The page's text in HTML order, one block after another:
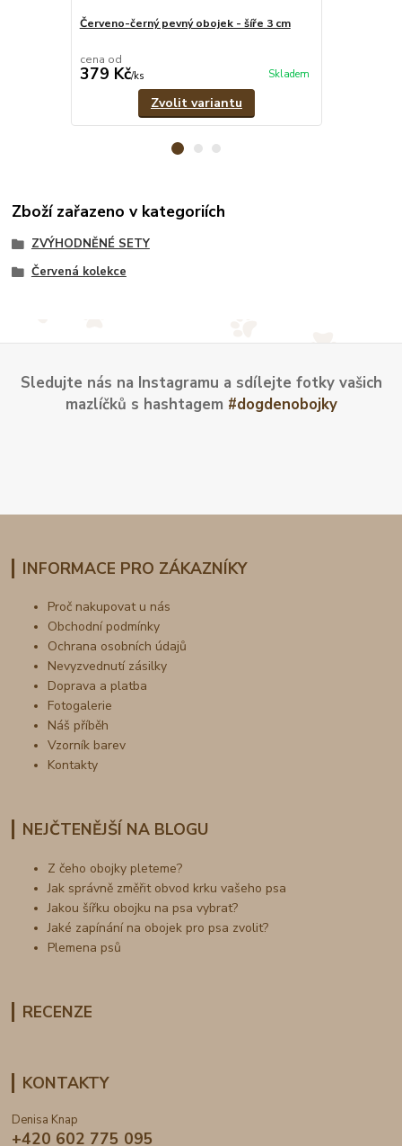
Červeno-černý pevný obojek - šíře 3 cm
cena od
379 Kč/ks Skladem
Zvolit variantu
Zboží zařazeno v kategoriích
ZVÝHODNĚNÉ SETY
Červená kolekce
Sledujte nás na Instagramu a sdílejte fotky vašich
mazlíčků s hashtagem #dogdenobojky
INFORMACE PRO ZÁKAZNÍKY
Proč nakupovat u nás
Obchodní podmínky
Ochrana osobních údajů
Nevyzvednutí zásilky
Doprava a platba
Fotogalerie
Náš příběh
Vzorník barev
Kontakty
NEJČTENĚJŠÍ NA BLOGU
Z čeho obojky pleteme?
Jak správně změřit obvod krku vašeho psa
Jakou šířku obojku na psa vybrat?
Jaké zapínání na obojek pro psa zvolit?
Plemena psů
RECENZE
KONTAKTY
Denisa Knap
+420 602 775 095